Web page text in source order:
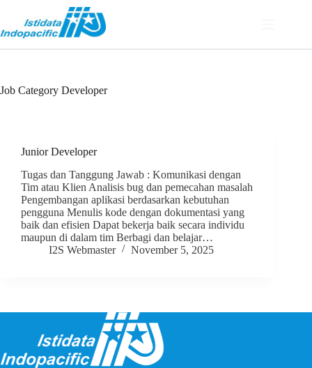
Job Category Developer
Junior Developer
Tugas dan Tanggung Jawab : Komunikasi dengan
Tim atau Klien Analisis bug dan pemecahan masalah
Pengembangan aplikasi berdasarkan kebutuhan
pengguna Menulis kode dengan dokumentasi yang
baik dan efisien Dapat bekerja baik secara individu
maupun di dalam tim Berbagi dan belajar…
I2S Webmaster
November 5, 2025